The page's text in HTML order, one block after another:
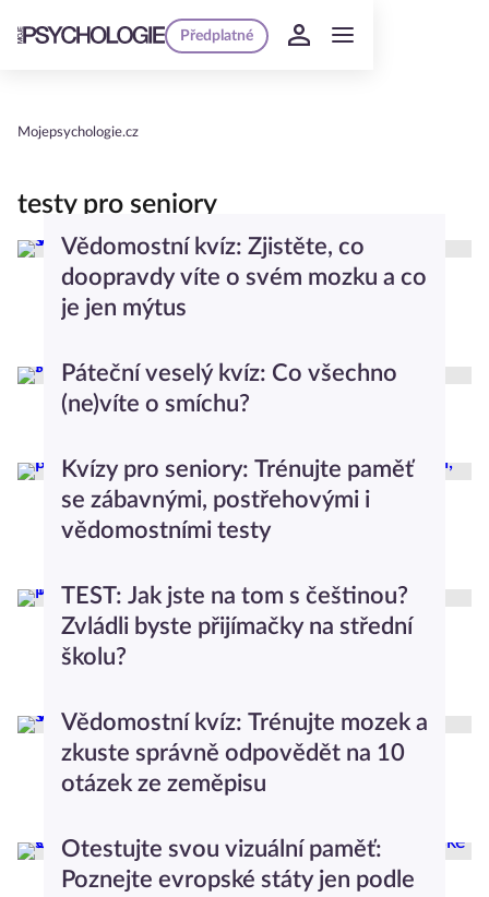
Předplatné
Mojepsychologie.cz
testy pro seniory
Vědomostní kvíz: Zjistěte, co
doopravdy víte o svém mozku a co
je jen mýtus
Páteční veselý kvíz: Co všechno
(ne)víte o smíchu?
Kvízy pro seniory: Trénujte paměť
se zábavnými, postřehovými i
vědomostními testy
TEST: Jak jste na tom s češtinou?
Zvládli byste přijímačky na střední
školu?
Vědomostní kvíz: Trénujte mozek a
zkuste správně odpovědět na 10
otázek ze zeměpisu
Otestujte svou vizuální paměť:
Poznejte evropské státy jen podle